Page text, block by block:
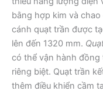
bằng hợp kim và
cánh quạt trần được
lên đến 1320 mm.
có thể vận hành
riêng biệt. Quạt trần
thêm điều khiển cầm